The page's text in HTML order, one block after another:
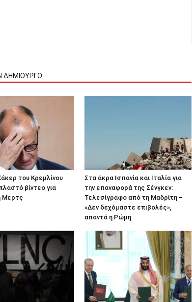
ΔΗΜΙΟΥΡΓΟ
του Κρεμλίνου
βίντεο για
Μερτς
Στα άκρα Ισπανία και Ιταλία για
την επαναφορά της Σένγκεν:
Τελεσίγραφο από τη Μαδρίτη –
«Δεν δεχόμαστε επιβολές»,
απαντά η Ρώμη